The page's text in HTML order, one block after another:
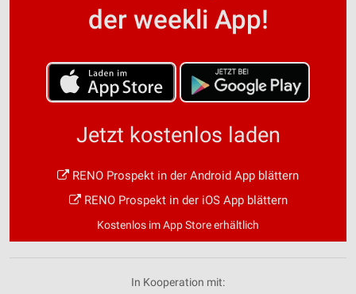
der weekli App!
Jetzt kostenlos laden
RENO Prospekt in der Android App blättern
RENO Prospekt in der iOS App blättern
Kostenlos im App Store erhältlich
In Kooperation mit: